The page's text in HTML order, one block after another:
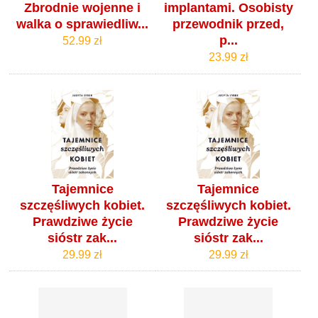
Zbrodnie wojenne i
walka o sprawiedliw...
52.99 zł
implantami. Osobisty
przewodnik przed,
p...
23.99 zł
Tajemnice
szczęśliwych kobiet.
Prawdziwe życie
sióstr zak...
29.99 zł
Tajemnice
szczęśliwych kobiet.
Prawdziwe życie
sióstr zak...
29.99 zł